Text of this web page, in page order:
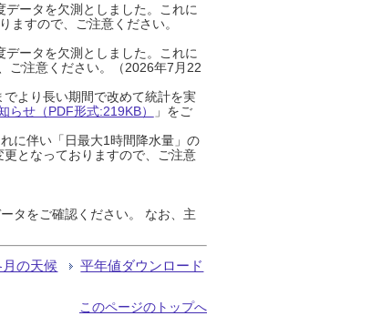
ータを欠測としました。これに
すので、ご注意ください。
ータを欠測としました。これに
ご注意ください。（2026年7月22
より長い期間で改めて統計を実
らせ（PDF形式:219KB）
」をご
に伴い「日最大1時間降水量」の
となっておりますので、ご注意
タをご確認ください。 なお、主
の天候 平年値ダウンロード
このページのトップへ